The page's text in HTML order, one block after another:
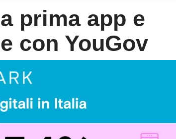
prima app e
con YouGov